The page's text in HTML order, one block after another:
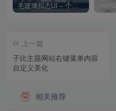
毛玻璃拟态UI – 个人主页（开源版）
上一篇
子比主题网站右键菜单内容
自定义美化
相关推荐